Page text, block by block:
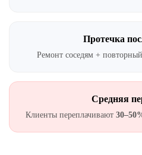
Протечка
Ремонт соседям +
Средняя
Клиенты переплачивают